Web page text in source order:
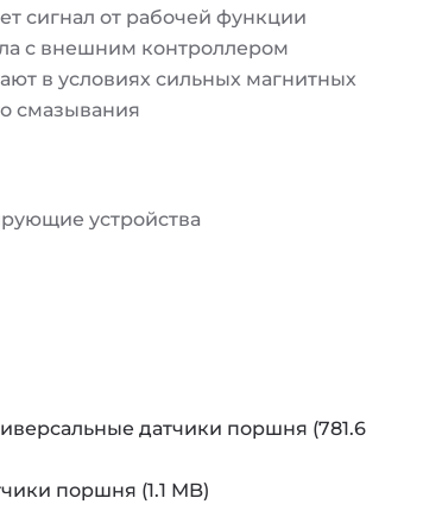
сигнал от рабочей функции
с внешним контроллером
в условиях сильных магнитных
смазывания
устройства
датчики поршня (781.6
поршня (1.1 MB)